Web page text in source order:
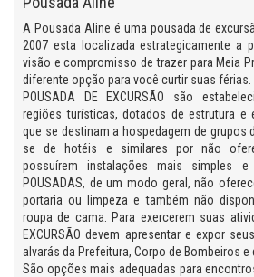
A Pousada Aline é uma pousada de
2007 esta localizada estrategicamente a
visão e compromisso de trazer para Meia
diferente opção para você curtir suas férias.
POUSADA DE EXCURSÃO são
regiões turísticas, dotados de estrutura e
que se destinam a hospedagem de grupos
se de hotéis e similares por não
possuírem instalações mais simples
POUSADAS, de um modo geral, não
portaria ou limpeza e também não
roupa de cama. Para exercerem suas
EXCURSÃO devem apresentar e expor
alvarás da Prefeitura, Corpo de Bombeiros e
São opções mais adequadas para